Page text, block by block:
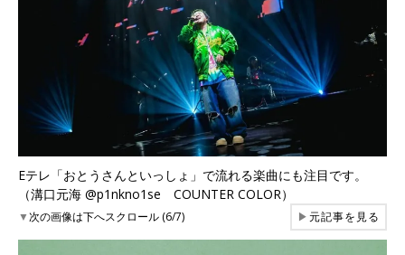
Eテレ「おとうさんといっしょ」で流れる楽曲にも注目です。
（溝口元海 @p1nkno1se COUNTER COLOR）
▼次の画像は下へスクロール (6/7) ▶元記事を見る